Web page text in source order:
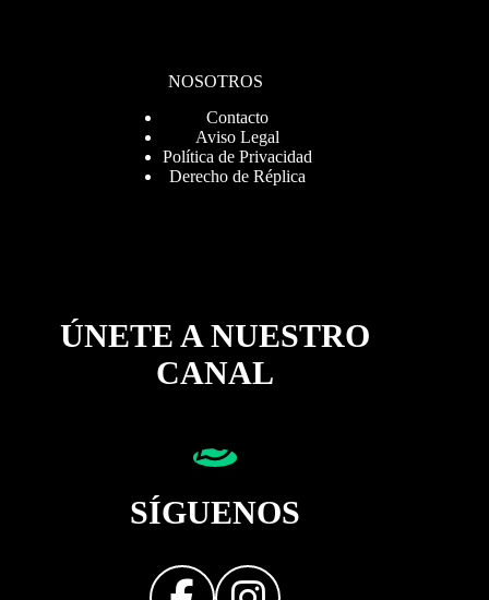
NOSOTROS
Contacto
Aviso Legal
Política de Privacidad
Derecho de Réplica
ÚNETE A NUESTRO
CANAL
SÍGUENOS